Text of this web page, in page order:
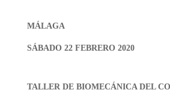
MÁLAGA
SÁBADO 22 FEBRERO 2020
TALLER DE BIOMECÁNICA DEL